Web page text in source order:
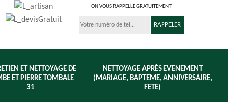
ON VOUS RAPPELLE GRATUITEMENT
ET NETTOYAGE DE
ET PIERRE TOMBALE
31
NETTOYAGE APRÈS EVENEMENT
(MARIAGE, BAPTEME, ANNIVERSAIRE,
FETE)